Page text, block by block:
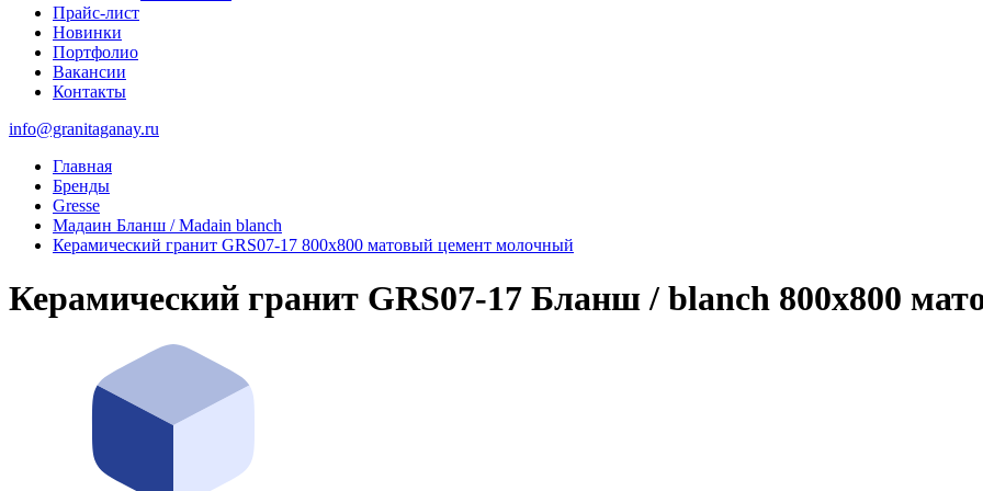
Прайс-лист
Новинки
Портфолио
Вакансии
Контакты
info@granitaganay.ru
Главная
Бренды
Gresse
Мадаин Бланш / Madain blanch
Керамический гранит GRS07-17 800х800 матовый цемент молочный
Керамический гранит GRS07-17 Бланш / blanch 800x800